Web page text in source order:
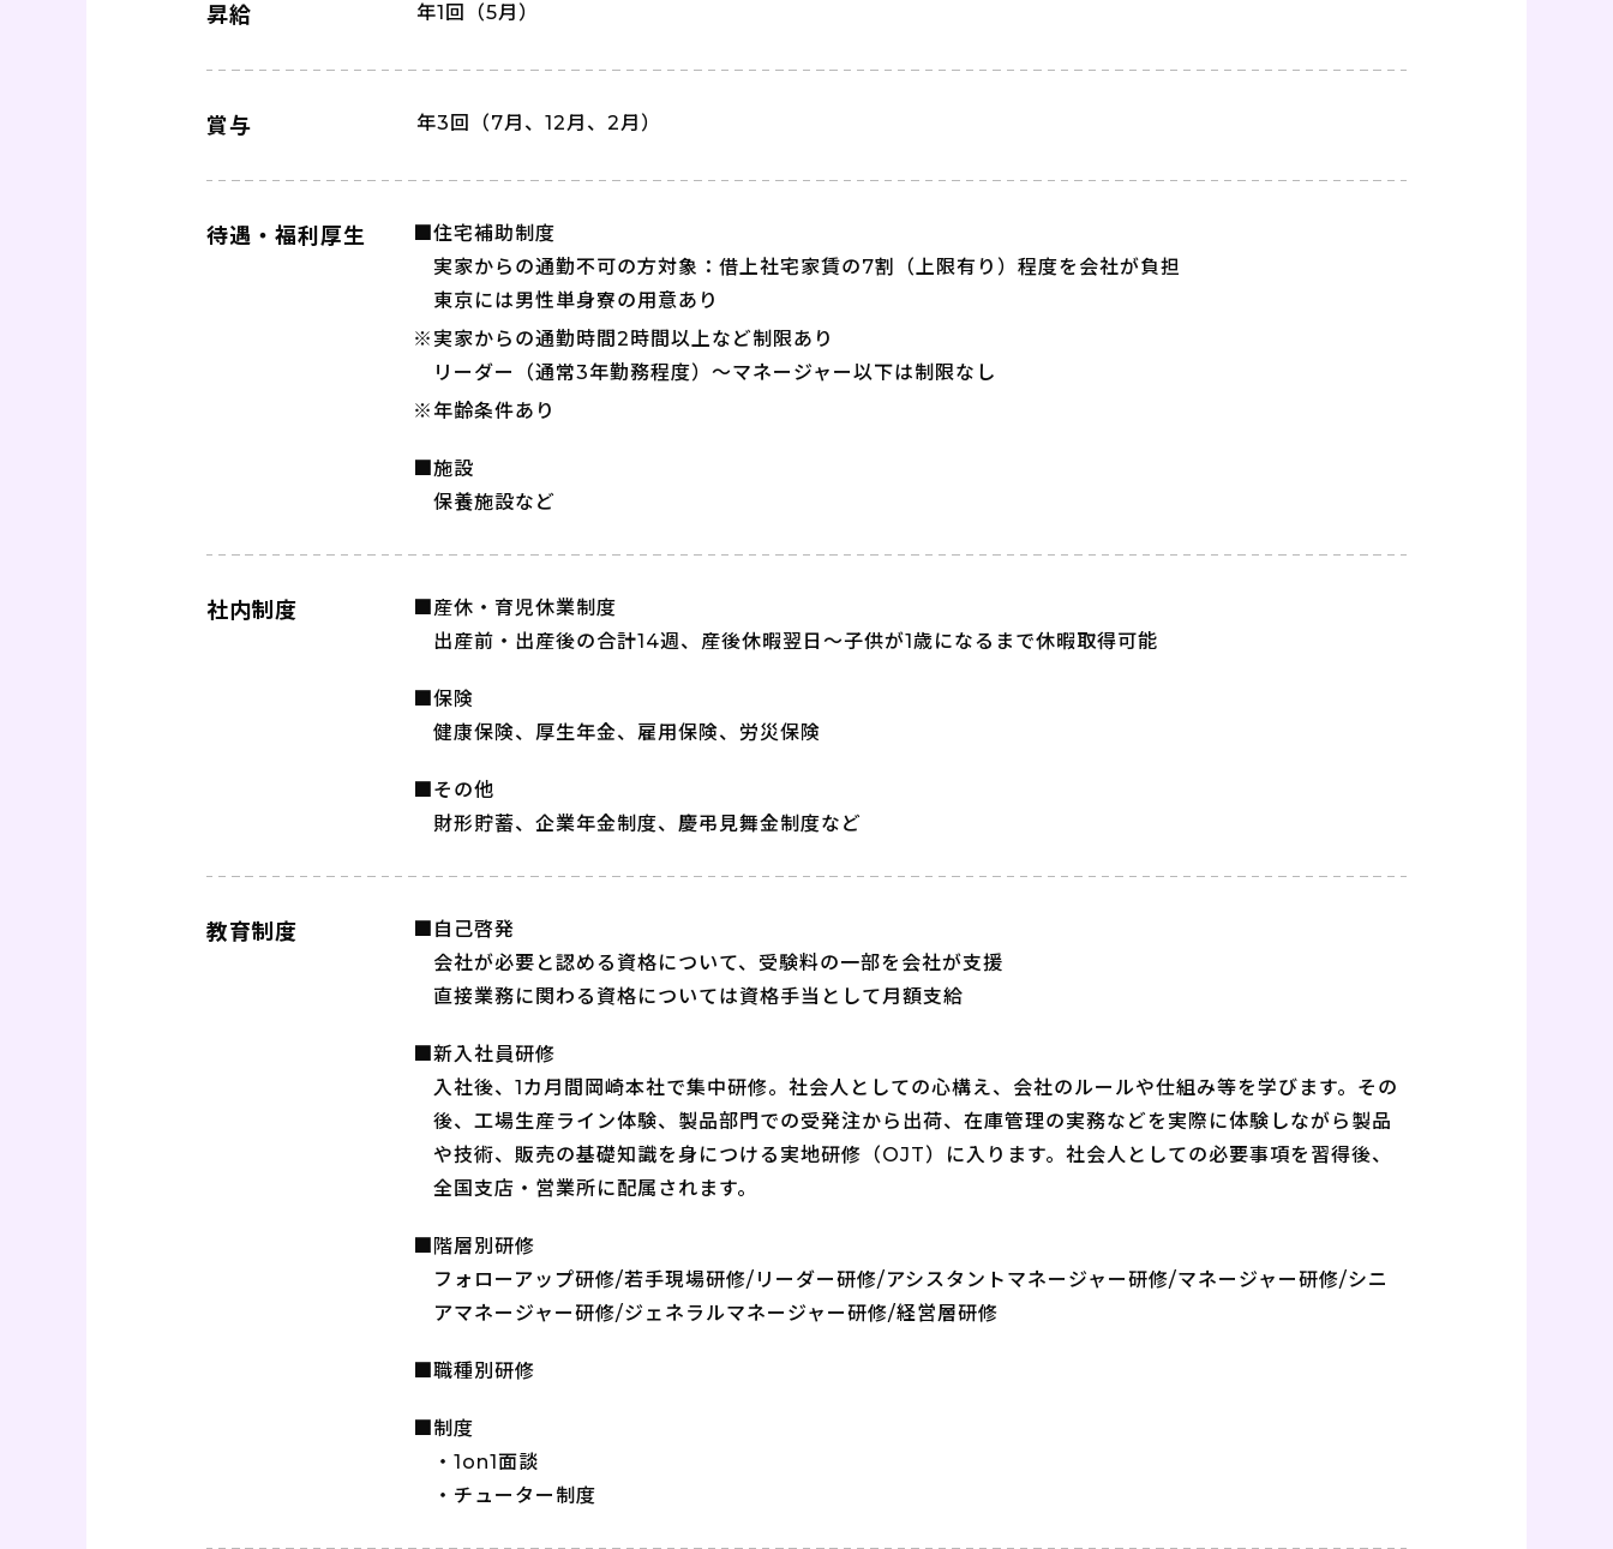
昇給 年1回（5月）
賞与 年3回（7月、12月、2月）
待遇・福利厚生
■住宅補助制度
実家からの通勤不可の方対象：借上社宅家賃の7割（上限有り）程度を会社が負担
東京には男性単身寮の用意あり
※実家からの通勤時間2時間以上など制限あり
リーダー（通常3年勤務程度）～マネージャー以下は制限なし
※年齢条件あり
■施設
保養施設など
社内制度
■産休・育児休業制度
出産前・出産後の合計14週、産後休暇翌日～子供が1歳になるまで休暇取得可能
■保険
健康保険、厚生年金、雇用保険、労災保険
■その他
財形貯蓄、企業年金制度、慶弔見舞金制度など
教育制度
■自己啓発
会社が必要と認める資格について、受験料の一部を会社が支援
直接業務に関わる資格については資格手当として月額支給
■新入社員研修
入社後、1カ月間岡崎本社で集中研修。社会人としての心構え、会社のルールや仕組み等を学びます。その
後、工場生産ライン体験、製品部門での受発注から出荷、在庫管理の実務などを実際に体験しながら製品
や技術、販売の基礎知識を身につける実地研修（OJT）に入ります。社会人としての必要事項を習得後、
全国支店・営業所に配属されます。
■階層別研修
フォローアップ研修/若手現場研修/リーダー研修/アシスタントマネージャー研修/マネージャー研修/シニ
アマネージャー研修/ジェネラルマネージャー研修/経営層研修
■職種別研修
■制度
・1on1面談
・チューター制度